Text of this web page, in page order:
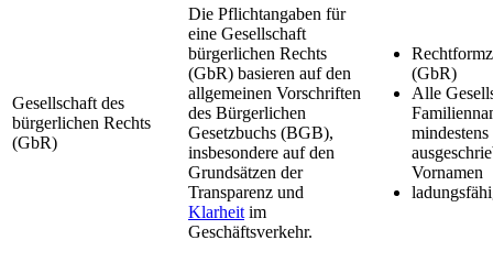
Gesellschaft des
bürgerlichen Rechts
(GbR)
Die Pflichtangaben für
eine Gesellschaft
bürgerlichen Rechts
(GbR) basieren auf den
allgemeinen Vorschriften
des Bürgerlichen
Gesetzbuchs (BGB),
insbesondere auf den
Grundsätzen der
Transparenz und
Klarheit im
Geschäftsverkehr.
(GbR)
Alle
mindestens
Vornamen